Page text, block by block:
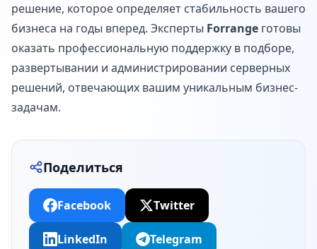
решение, которое определяет стабильность вашего
бизнеса на годы вперед. Эксперты Forrange готовы
оказать профессиональную поддержку в подборе,
развертывании и администрировании серверных
решений, отвечающих вашим уникальным бизнес-
задачам.
Поделиться
Facebook Twitter
LinkedIn Telegram